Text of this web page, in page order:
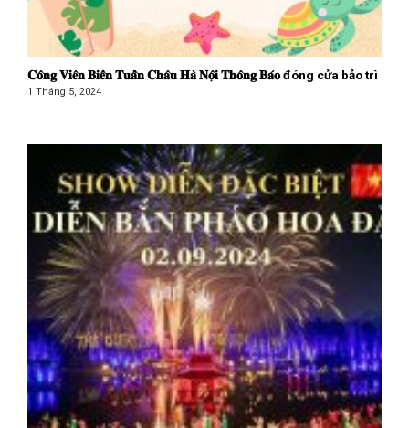
𝐂𝐨̂𝐧𝐠 𝐕𝐢𝐞̂𝐧 𝐁𝐢𝐞̂̉𝐧 𝐓𝐮𝐚̂̀𝐧 𝐂𝐡𝐚̂𝐮 𝐇𝐚̀ 𝐍𝐨̣̂𝐢 𝐓𝐡𝐨̂𝐧𝐠 𝐁𝐚́𝐨 đóng cửa bảo trì
1 Tháng 5, 2024